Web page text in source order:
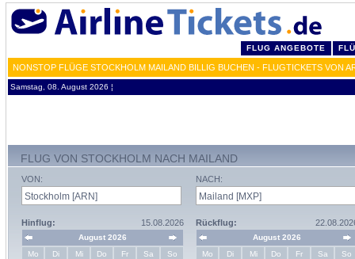
FLUG ANGEBOTE
NONSTOP FLÜGE STOCKHOLM MAILAND BILLIG BUCHEN - FLUGTICKETS VON
Samstag, 08. August 2026 ¦
FLUG VON STOCKHOLM NACH MAILAND
VON:
Hinflug: 15.08.2026
August 2026
Mo
Di Mi Do Fr Sa So
NACH:
Rückflug:
August 2026
Mo
Di Mi Do Fr Sa So